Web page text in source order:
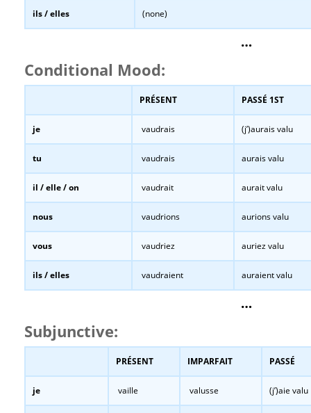
ils / elles (none)
…
Conditional Mood:
PRÉSENT PASSÉ 1ST
je vaudrais (j’)aurais valu
tu vaudrais aurais valu
il / elle / on vaudrait aurait valu
nous vaudrions aurions valu
vous vaudriez auriez valu
ils / elles vaudraient auraient valu
…
Subjunctive:
PRÉSENT IMPARFAIT PASSÉ
je vaille valusse (j’)aie valu